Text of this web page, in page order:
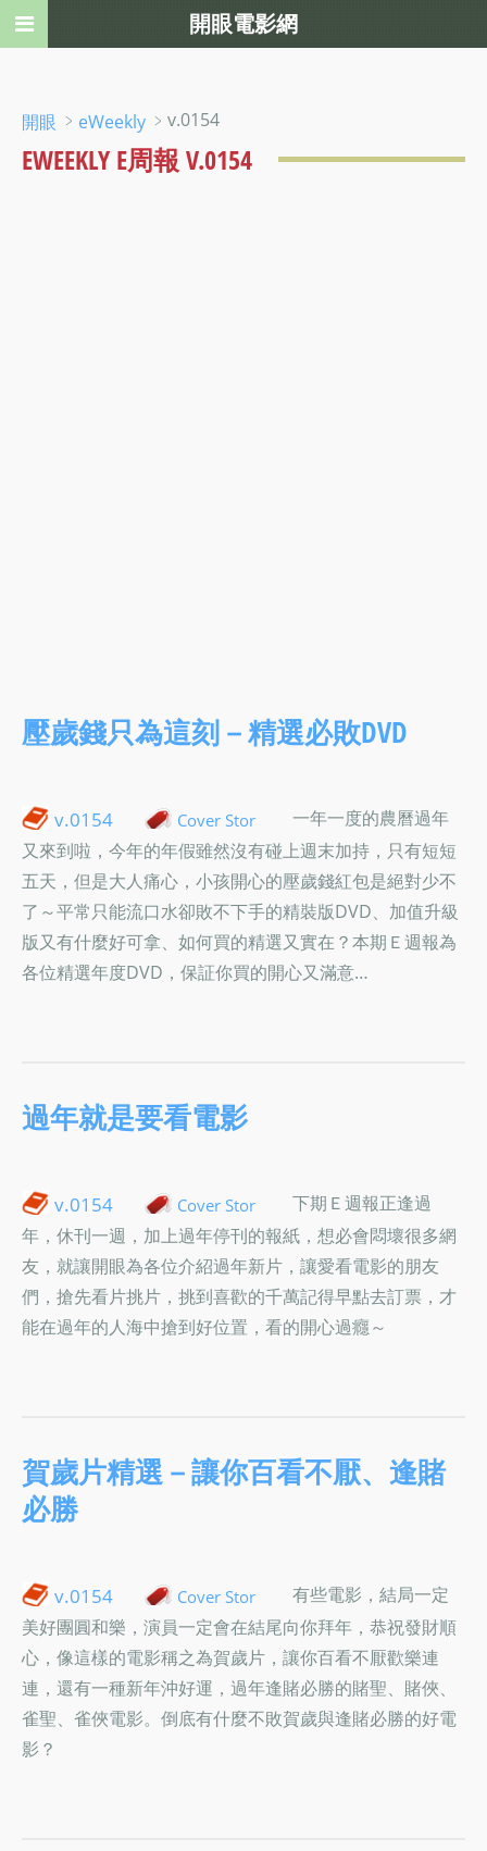
開眼 ﹥ eWeekly ﹥v.0154
EWEEKLY E周報 V.0154
壓歲錢只為這刻－精選必敗DVD
v.0154 Cover Stor
一年一度的農曆過年
又來到啦，今年的年假雖然沒有碰上週末加持，只有短短
五天，但是大人痛心，小孩開心的壓歲錢紅包是絕對少不
了～平常只能流口水卻敗不下手的精裝版DVD、加值升級
版又有什麼好可拿、如何買的精選又實在？本期Ｅ週報為
各位精選年度DVD，保証你買的開心又滿意…
過年就是要看電影
v.0154 Cover Stor
下期Ｅ週報正逢過
年，休刊一週，加上過年停刊的報紙，想必會悶壞很多網
友，就讓開眼為各位介紹過年新片，讓愛看電影的朋友
們，搶先看片挑片，挑到喜歡的千萬記得早點去訂票，才
能在過年的人海中搶到好位置，看的開心過癮～
賀歲片精選－讓你百看不厭、逢賭
必勝
v.0154 Cover Stor
有些電影，結局一定
美好團圓和樂，演員一定會在結尾向你拜年，恭祝發財順
心，像這樣的電影稱之為賀歲片，讓你百看不厭歡樂連
連，還有一種新年沖好運，過年逢賭必勝的賭聖、賭俠、
雀聖、雀俠電影。倒底有什麼不敗賀歲與逢賭必勝的好電
影？
開眼電影網